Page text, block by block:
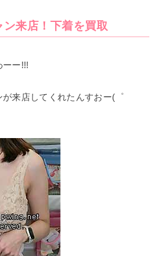
来店！下着を買取
ーー!!!
来店してくれたんすおー(゜